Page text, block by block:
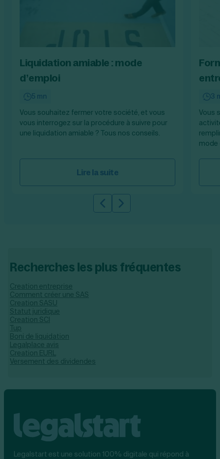
Liquidation amiable : mode
d’emploi
5 mn
Vous souhaitez fermer votre société, et vous
vous interrogez sur la procédure à suivre pour
une liquidation amiable ? Tous nos conseils.
Lire la suite
3
Vous
mode
Slide précédente
Slide suivante
Recherches les plus fréquentes
Creation entreprise
Comment créer une SAS
Creation SASU
Statut juridique
Creation SCI
Tup
Boni de liquidation
Legalplace avis
Creation EURL
Versement des dividendes
Legalstart est une solution 100% digitale qui répond à